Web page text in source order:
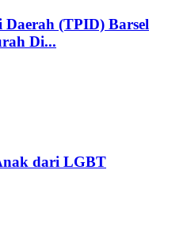
(TPID) Barsel
Di...
dari LGBT